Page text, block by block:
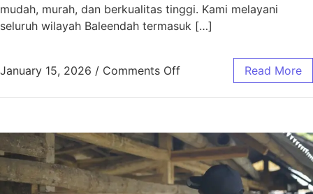
mudah, murah, dan berkualitas tinggi. Kami melayani
seluruh wilayah Baleendah termasuk […]
January 15, 2026 / Comments Off Read More